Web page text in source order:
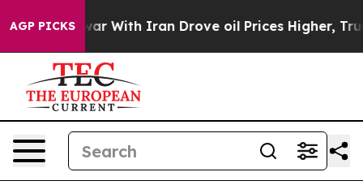
AGP PICKS
With Iran Drove oil Prices Higher, Trump Gave